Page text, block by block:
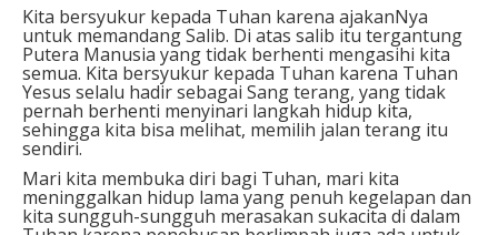
Kita bersyukur kepada Tuhan karena ajakanNya
untuk memandang Salib. Di atas salib itu tergantung
Putera Manusia yang tidak berhenti mengasihi kita
semua. Kita bersyukur kepada Tuhan karena Tuhan
Yesus selalu hadir sebagai Sang terang, yang tidak
pernah berhenti menyinari langkah hidup kita,
sehingga kita bisa melihat, memilih jalan terang itu
sendiri.
Mari kita membuka diri bagi Tuhan, mari kita
meninggalkan hidup lama yang penuh kegelapan dan
kita sungguh-sungguh merasakan sukacita di dalam